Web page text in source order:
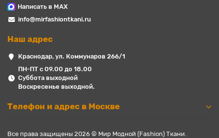
Написать в MAX
info@mirfashiontkani.ru
Наш адрес
Краснодар, ул. Коммунаров 266/1
ПН-ПТ с 09.00 до 18.00
Суббота выходной
Воскресенье выходной.
Телефон и адрес в Москве
Все права защищены 2026 © Мир Модной (Fashion) Ткани.